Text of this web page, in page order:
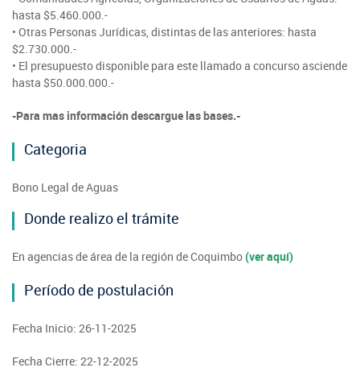
hasta $5.460.000.-
• Otras Personas Jurídicas, distintas de las anteriores: hasta
$2.730.000.-
• El presupuesto disponible para este llamado a concurso asciende
hasta $50.000.000.-
-Para mas información descargue las bases.-
Categoria
Bono Legal de Aguas
Donde realizo el trámite
En agencias de área de la región de Coquimbo(ver aquí)
Período de postulación
Fecha Inicio: 26-11-2025
Fecha Cierre: 22-12-2025